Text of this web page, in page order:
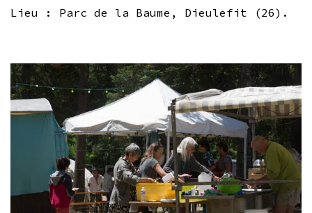
Lieu : Parc de la Baume, Dieulefit (26).